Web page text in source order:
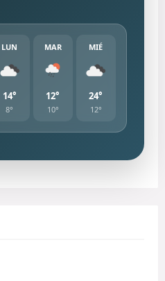
LUN
14°
8°
MAR
12°
10°
MIÉ
24°
12°